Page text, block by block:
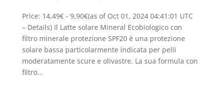
Price: 14,49€ - 9,90€(as of Oct 01, 2024 04:41:01 UTC
– Details) Il Latte solare Mineral Ecobiologico con
filtro minerale protezione SPF20 è una protezione
solare bassa particolarmente indicata per pelli
moderatamente scure e olivastre. La sua formula con
filtro...